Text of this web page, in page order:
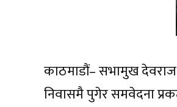
काठमाडौं– सभामुख देवराज
निवासमै पुगेर समवेदना